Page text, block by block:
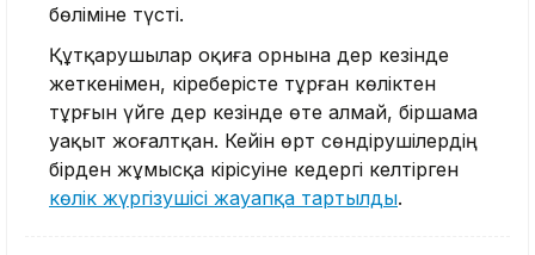
бөліміне түсті.
Құтқарушылар оқиға орнына дер кезінде
жеткенімен, кіреберісте тұрған көліктен
тұрғын үйге дер кезінде өте алмай, біршама
уақыт жоғалтқан. Кейін өрт сөндірушілердің
бірден жұмысқа кірісуіне кедергі келтірген
көлік жүргізушісі жауапқа тартылды.